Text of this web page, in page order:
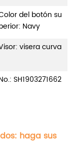
del botón su
Navy
visera curva
SH1903271662
haga sus